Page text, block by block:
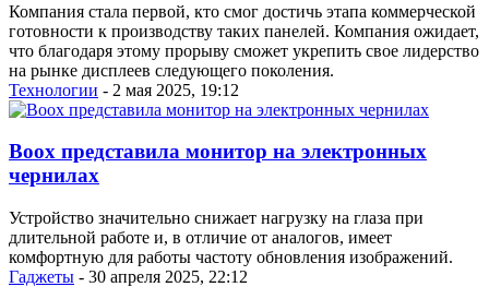
Компания стала первой, кто смог достичь этапа коммерческой
готовности к производству таких панелей. Компания ожидает,
что благодаря этому прорыву сможет укрепить свое лидерство
на рынке дисплеев следующего поколения.
Технологии - 2 мая 2025, 19:12
Boox представила монитор на электронных
чернилах
Устройство значительно снижает нагрузку на глаза при
длительной работе и, в отличие от аналогов, имеет
комфортную для работы частоту обновления изображений.
Гаджеты - 30 апреля 2025, 22:12